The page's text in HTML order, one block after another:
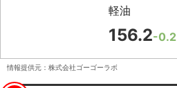
軽油
156.2-0.2
情報提供元：株式会社ゴーゴーラボ